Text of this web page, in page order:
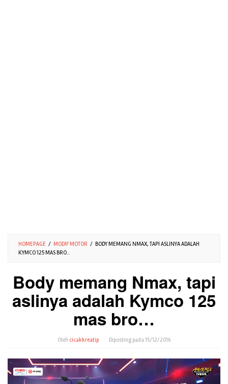
HOMEPAGE / MODIF MOTOR / BODY MEMANG NMAX, TAPI ASLINYA ADALAH
KYMCO 125 MAS BRO...
Body memang Nmax, tapi
aslinya adalah Kymco 125
mas bro…
Oleh cicakkreatip Diposting pada15/12/2016